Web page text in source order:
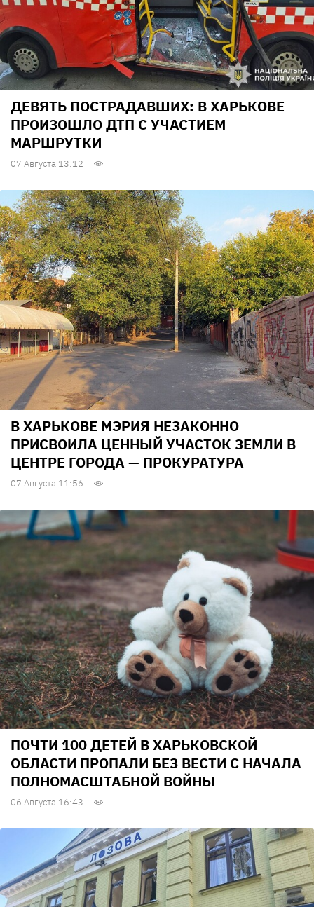
ДЕВЯТЬ ПОСТРАДАВШИХ: В ХАРЬКОВЕ
ПРОИЗОШЛО ДТП С УЧАСТИЕМ
МАРШРУТКИ
07 Августа 13:12
В ХАРЬКОВЕ МЭРИЯ НЕЗАКОННО
ПРИСВОИЛА ЦЕННЫЙ УЧАСТОК ЗЕМЛИ В
ЦЕНТРЕ ГОРОДА — ПРОКУРАТУРА
07 Августа 11:56
ПОЧТИ 100 ДЕТЕЙ В ХАРЬКОВСКОЙ
ОБЛАСТИ ПРОПАЛИ БЕЗ ВЕСТИ С НАЧАЛА
ПОЛНОМАСШТАБНОЙ ВОЙНЫ
06 Августа 16:43